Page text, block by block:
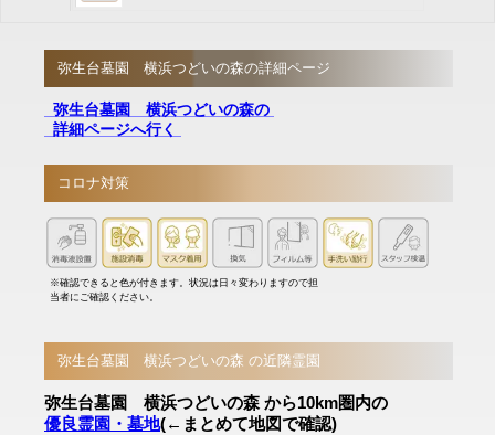
弥生台墓園 横浜つどいの森の詳細ページ
弥生台墓園 横浜つどいの森の
詳細ページへ行く
コロナ対策
※確認できると色が付きます。状況は日々変わりますので担
当者にご確認ください。
弥生台墓園 横浜つどいの森 の近隣霊園
弥生台墓園 横浜つどいの森 から10km圏内の
優良霊園・墓地(←まとめて地図で確認)